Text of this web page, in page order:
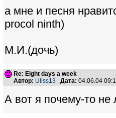
а мне и песня
procol ninth)
М.И.(дочь)
Re: Eight days a week
Автор: Uliss13 Дата: 04.06.04
А вот я почему-то